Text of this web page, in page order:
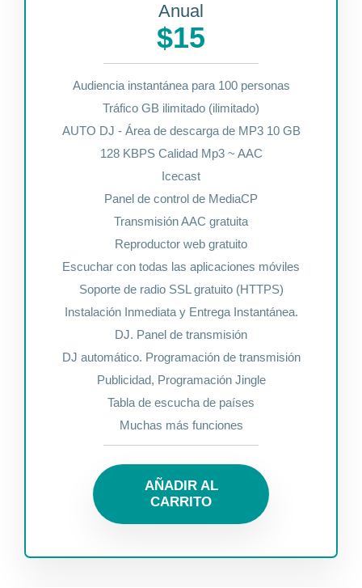
Anual
$15
Audiencia instantánea para 100 personas
Tráfico GB ilimitado (ilimitado)
AUTO DJ - Área de descarga de MP3 10 GB
128 KBPS Calidad Mp3 ~ AAC
Icecast
Panel de control de MediaCP
Transmisión AAC gratuita
Reproductor web gratuito
Escuchar con todas las aplicaciones móviles
Soporte de radio SSL gratuito (HTTPS)
Instalación Inmediata y Entrega Instantánea.
DJ. Panel de transmisión
DJ automático. Programación de transmisión
Publicidad, Programación Jingle
Tabla de escucha de países
Muchas más funciones
AÑADIR AL
CARRITO